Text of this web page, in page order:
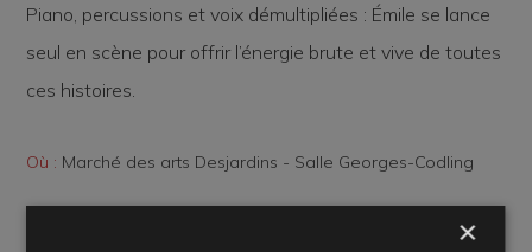
Piano, percussions et voix démultipliées : Émile se lance
seul en scène pour offrir l’énergie brute et vive de toutes
ces histoires.
Où : Marché des arts Desjardins - Salle Georges-Codling
×